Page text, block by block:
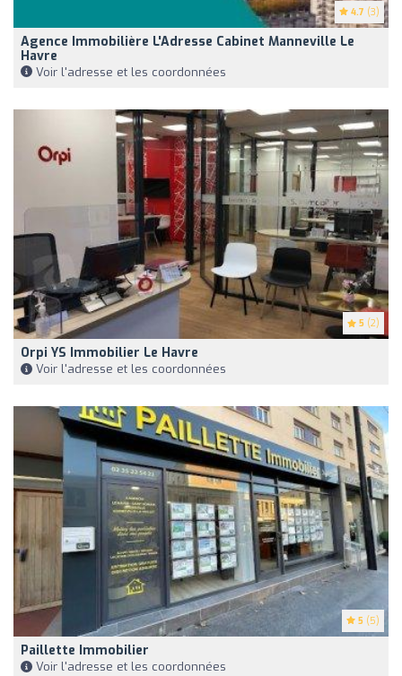
4.7 (3)
Agence Immobilière L'Adresse Cabinet Manneville Le
Havre
Voir l'adresse et les coordonnées
5 (2)
Orpi YS Immobilier Le Havre
Voir l'adresse et les coordonnées
5 (5)
Paillette Immobilier
Voir l'adresse et les coordonnées